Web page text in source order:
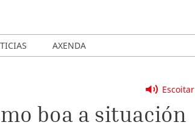
AXENDA
Escoitar
boa a situación